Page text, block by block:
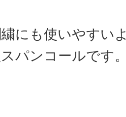
にも使いやすい
パンコールです